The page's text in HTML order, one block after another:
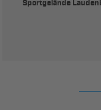
Sportgelände